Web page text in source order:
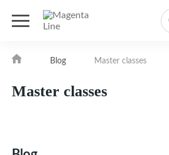
Blog Master classes
Master classes